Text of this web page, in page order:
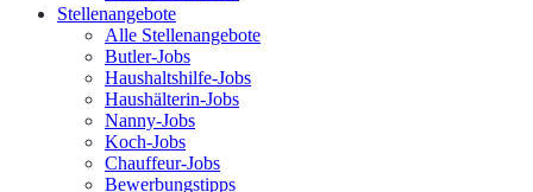
Stellenangebote
Alle Stellenangebote
Butler-Jobs
Haushaltshilfe-Jobs
Haushälterin-Jobs
Nanny-Jobs
Koch-Jobs
Chauffeur-Jobs
Bewerbungstipps